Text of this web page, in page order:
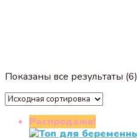
Показаны все результаты (6)
Распродажа!